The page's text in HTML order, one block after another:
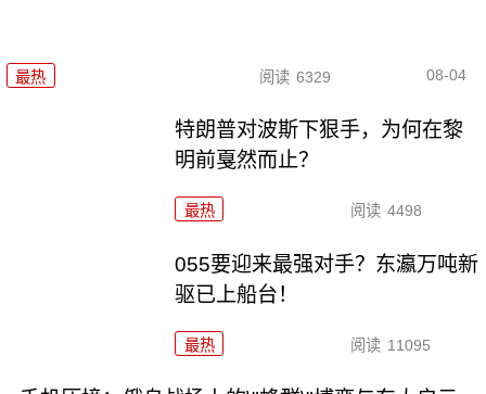
最热 阅读 6329 08-04
特朗普对波斯下狠手，为何在黎
明前戛然而止？
最热 阅读 4498
055要迎来最强对手？东瀛万吨新
驱已上船台！
最热 阅读 11095